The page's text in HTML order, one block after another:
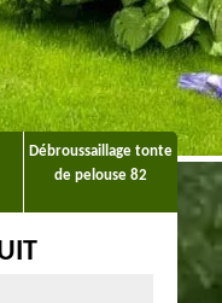
Débroussaillage tonte
de pelouse 82